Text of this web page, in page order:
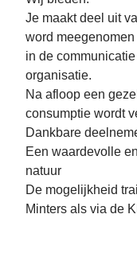
Je maakt deel uit
word meegenomen
in de
organisatie.
Na afloop een
consumptie wordt
Dankbare
Een waardevolle
natuur
De mogelijkheid
Minters als via de